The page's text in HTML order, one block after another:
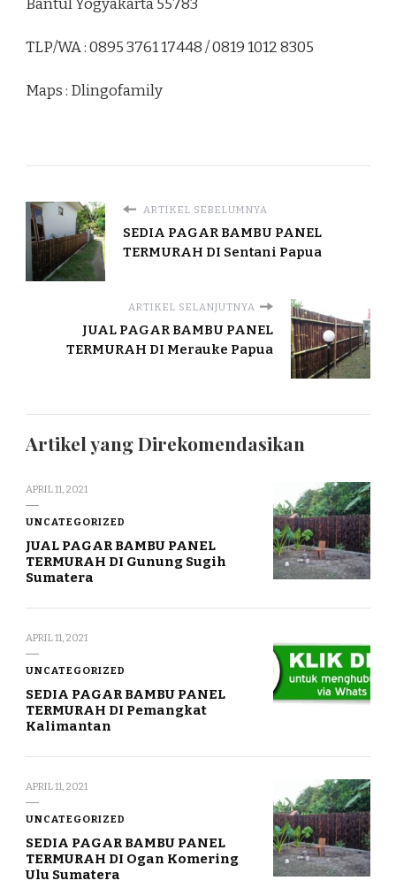
Bantul Yogyakarta 55783
TLP/WA : 0895 3761 17448 / 0819 1012 8305
Maps : Dlingofamily
ARTIKEL SEBELUMNYA
SEDIA PAGAR BAMBU PANEL
TERMURAH DI Sentani Papua
ARTIKEL SELANJUTNYA
JUAL PAGAR BAMBU PANEL
TERMURAH DI Merauke Papua
Artikel yang Direkomendasikan
APRIL 11, 2021
UNCATEGORIZED
JUAL PAGAR BAMBU PANEL
TERMURAH DI Gunung Sugih
Sumatera
APRIL 11, 2021
UNCATEGORIZED
SEDIA PAGAR BAMBU PANEL
TERMURAH DI Pemangkat
Kalimantan
APRIL 11, 2021
UNCATEGORIZED
SEDIA PAGAR BAMBU PANEL
TERMURAH DI Ogan Komering
Ulu Sumatera